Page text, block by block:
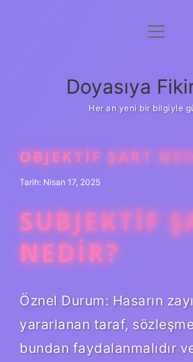
Anasayfa
Yasal Uyarı
menüyü
Doyasıya
Her an yeni bir bilgiyle
OBJEKTIF ŞART
Tarih: Nisan 17, 2025
SUBJEKTIF
NEDIR?
Öznel Durum: Hasarın
yararlanan taraf, sözleşme
bundan faydalanmalıdır